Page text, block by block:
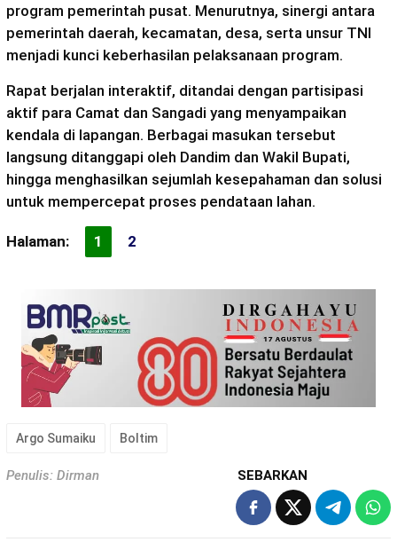
program pemerintah pusat. Menurutnya, sinergi antara
pemerintah daerah, kecamatan, desa, serta unsur TNI
menjadi kunci keberhasilan pelaksanaan program.
Rapat berjalan interaktif, ditandai dengan partisipasi
aktif para Camat dan Sangadi yang menyampaikan
kendala di lapangan. Berbagai masukan tersebut
langsung ditanggapi oleh Dandim dan Wakil Bupati,
hingga menghasilkan sejumlah kesepahaman dan solusi
untuk mempercepat proses pendataan lahan.
Halaman: 1 2
Argo Sumaiku Boltim
Penulis: Dirman SEBARKAN